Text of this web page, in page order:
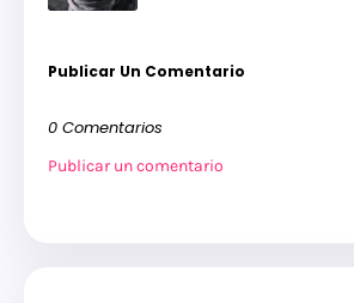
Publicar Un Comentario
0 Comentarios
Publicar un comentario